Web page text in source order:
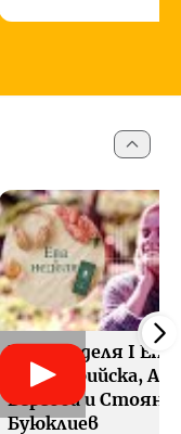
Ева в неделя I Еп.
Гери Турийска,
Вергова и Стоян
Буюклиев